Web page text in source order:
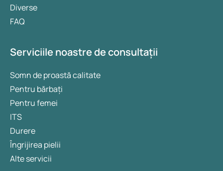
Diverse
FAQ
Serviciile noastre de consultații
Somn de proastă calitate
Pentru bărbați
Pentru femei
ITS
Durere
Îngrijirea pielii
Alte servicii